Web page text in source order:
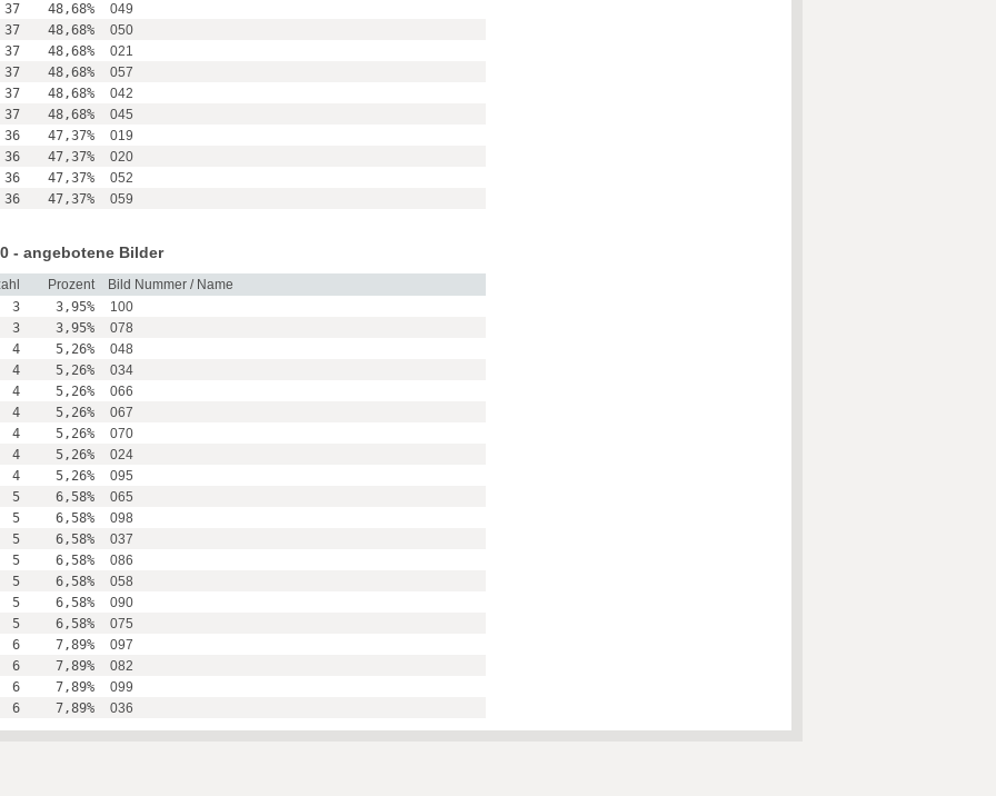
37
48,68%
049
37
48,68%
050
37
48,68%
021
37
48,68%
057
37
48,68%
042
37
48,68%
045
36
47,37%
019
36
47,37%
020
36
47,37%
052
36
47,37% 059
- angebotene Bilder
Prozent
Bild Nummer / Name
3
3,95%
100
3
3,95%
078
4
5,26%
048
4
5,26%
034
4
5,26%
066
4
5,26%
067
4
5,26%
070
4
5,26%
024
4
5,26%
095
5
6,58%
065
5
6,58%
098
5
6,58%
037
5
6,58%
086
5
6,58%
058
5
6,58%
090
5
6,58%
075
6
7,89%
097
6
7,89%
082
6
7,89%
099
6
7,89% 036